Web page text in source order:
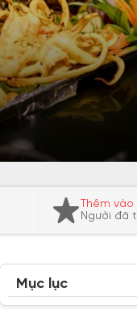
Thêm vào
Người đã
Mục lục